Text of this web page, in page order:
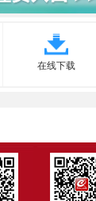
在线下载